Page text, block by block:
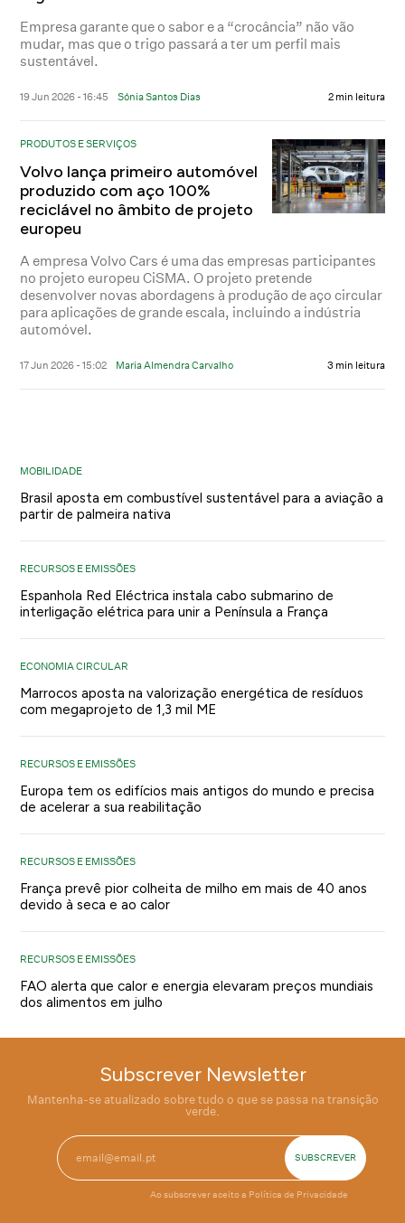
Empresa garante que o sabor e a “crocância” não vão
mudar, mas que o trigo passará a ter um perfil mais
sustentável.
19 Jun 2026 - 16:45 Sónia Santos Dias 2 min leitura
PRODUTOS E SERVIÇOS
Volvo lança primeiro automóvel
produzido com aço 100%
reciclável no âmbito de projeto
europeu
A empresa Volvo Cars é uma das empresas participantes
no projeto europeu CiSMA. O projeto pretende
desenvolver novas abordagens à produção de aço circular
para aplicações de grande escala, incluindo a indústria
automóvel.
17 Jun 2026 - 15:02 Maria Almendra Carvalho 3 min leitura
MOBILIDADE
Brasil aposta em combustível sustentável para a aviação a
partir de palmeira nativa
RECURSOS E EMISSÕES
Espanhola Red Eléctrica instala cabo submarino de
interligação elétrica para unir a Península a França
ECONOMIA CIRCULAR
Marrocos aposta na valorização energética de resíduos
com megaprojeto de 1,3 mil ME
RECURSOS E EMISSÕES
Europa tem os edifícios mais antigos do mundo e precisa
de acelerar a sua reabilitação
RECURSOS E EMISSÕES
França prevê pior colheita de milho em mais de 40 anos
devido à seca e ao calor
RECURSOS E EMISSÕES
FAO alerta que calor e energia elevaram preços mundiais
dos alimentos em julho
Subscrever Newsletter
Mantenha-se atualizado sobre tudo o que se passa na transição
verde.
Ao subscrever aceito a Política de Privacidade